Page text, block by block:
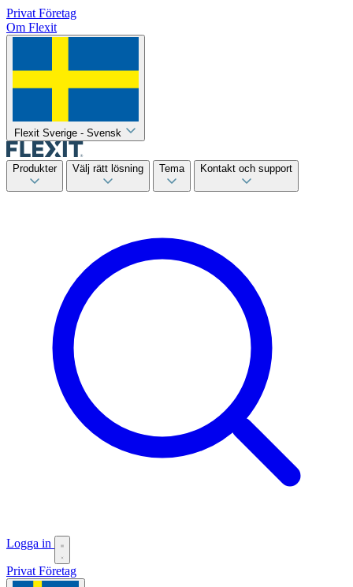
Privat Företag
Om Flexit
Flexit Sverige - Svensk
Produkter Välj rätt lösning Tema Kontakt och support
Logga in
Privat Företag